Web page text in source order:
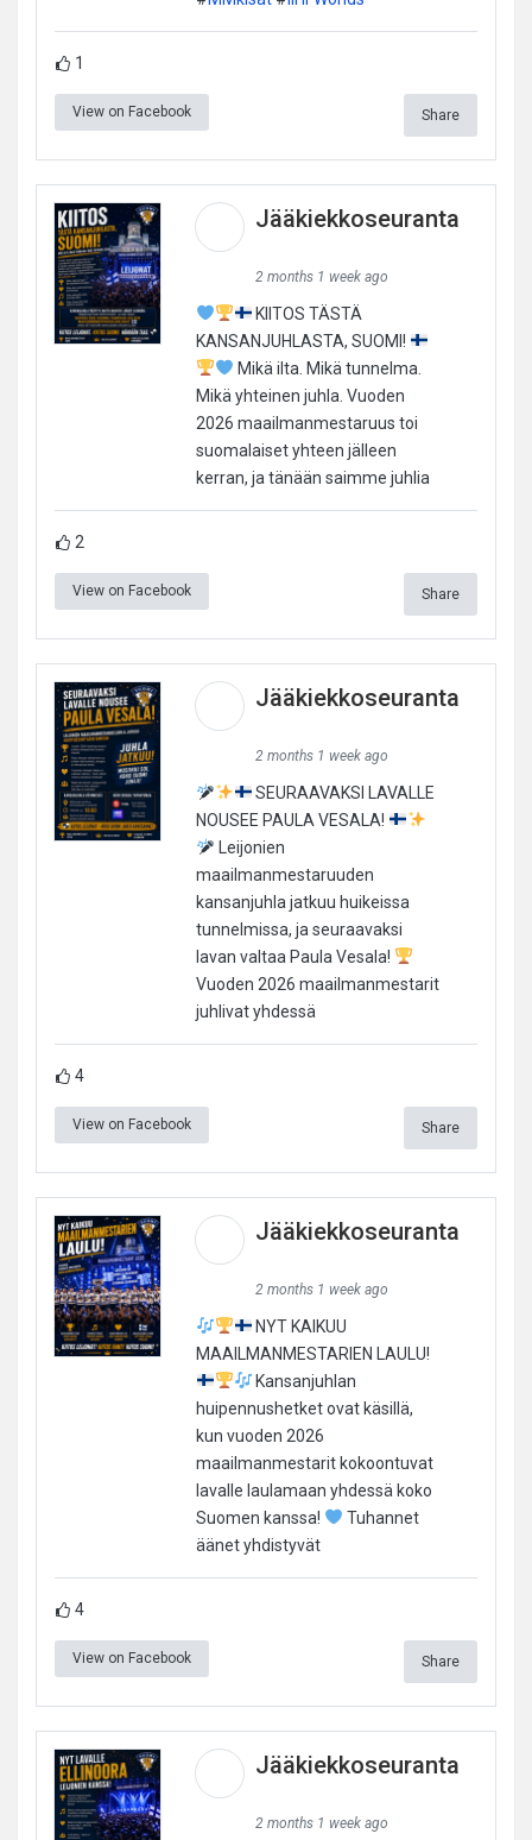
1
View on Facebook Share
Jääkiekkoseuranta
2 months 1 week ago
KIITOS TÄSTÄ
KANSANJUHLASTA, SUOMI!
Mikä ilta. Mikä tunnelma.
Mikä yhteinen juhla. Vuoden
2026 maailmanmestaruus toi
suomalaiset yhteen jälleen
kerran, ja tänään saimme juhlia
2
View on Facebook Share
Jääkiekkoseuranta
2 months 1 week ago
SEURAAVAKSI LAVALLE
NOUSEE PAULA VESALA!
Leijonien
maailmanmestaruuden
kansanjuhla jatkuu huikeissa
tunnelmissa, ja seuraavaksi
lavan valtaa Paula Vesala!
Vuoden 2026 maailmanmestarit
juhlivat yhdessä
4
View on Facebook Share
Jääkiekkoseuranta
2 months 1 week ago
NYT KAIKUU
MAAILMANMESTARIEN LAULU!
Kansanjuhlan
huipennushetket ovat käsillä,
kun vuoden 2026
maailmanmestarit kokoontuvat
lavalle laulamaan yhdessä koko
Suomen kanssa!
Tuhannet
äänet yhdistyvät
4
View on Facebook Share
Jääkiekkoseuranta
2 months 1 week ago